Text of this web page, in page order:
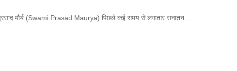
प्रसाद मौर्य (Swami Prasad Maurya) पिछले कई समय से लगातार सनातन...